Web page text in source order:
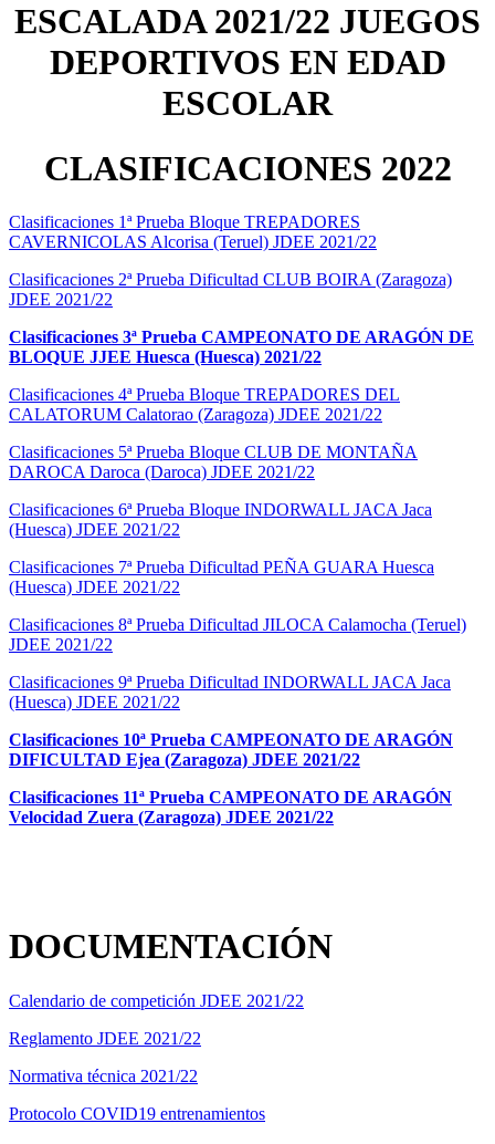
ESCALADA 2021/22 JUEGOS
DEPORTIVOS EN EDAD
ESCOLAR
CLASIFICACIONES 2022
Clasificaciones 1ª Prueba Bloque TREPADORES
CAVERNICOLAS Alcorisa (Teruel) JDEE 2021/22
Clasificaciones 2ª Prueba Dificultad CLUB BOIRA (Zaragoza)
JDEE 2021/22
Clasificaciones 3ª Prueba CAMPEONATO DE ARAGÓN DE
BLOQUE JJEE Huesca (Huesca) 2021/22
Clasificaciones 4ª Prueba Bloque TREPADORES DEL
CALATORUM Calatorao (Zaragoza) JDEE 2021/22
Clasificaciones 5ª Prueba Bloque CLUB DE MONTAÑA
DAROCA Daroca (Daroca) JDEE 2021/22
Clasificaciones 6ª Prueba Bloque INDORWALL JACA Jaca
(Huesca) JDEE 2021/22
Clasificaciones 7ª Prueba Dificultad PEÑA GUARA Huesca
(Huesca) JDEE 2021/22
Clasificaciones 8ª Prueba Dificultad JILOCA Calamocha (Teruel)
JDEE 2021/22
Clasificaciones 9ª Prueba Dificultad INDORWALL JACA Jaca
(Huesca) JDEE 2021/22
Clasificaciones 10ª Prueba CAMPEONATO DE ARAGÓN
DIFICULTAD Ejea (Zaragoza) JDEE 2021/22
Clasificaciones 11ª Prueba CAMPEONATO DE ARAGÓN
Velocidad Zuera (Zaragoza) JDEE 2021/22
DOCUMENTACIÓN
Calendario de competición JDEE 2021/22
Reglamento JDEE 2021/22
Normativa técnica 2021/22
Protocolo COVID19 entrenamientos